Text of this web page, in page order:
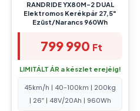
RANDRIDE YX80M-2 DUAL
Elektromos Kerékpár 27,5″
Ezüst/Narancs 960Wh
799 990 Ft
LIMITÁLT ÁR a készlet erejéig!
45km/h | 40-100km | 200kg
| 26″ | 48V/20Ah | 960Wh